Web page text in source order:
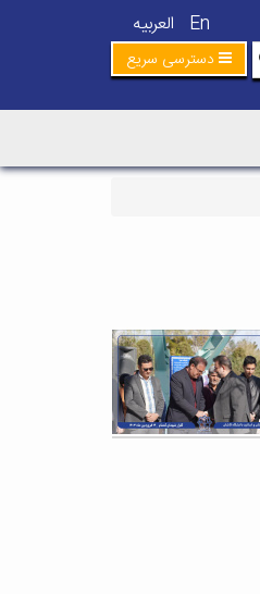
En العربیه
دسترسی سریع